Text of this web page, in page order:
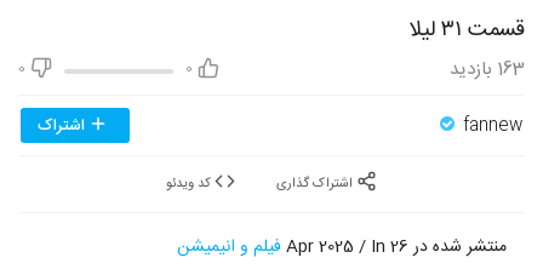
قسمت ۳۱ لیلا
0
0 163 بازدید
fannew اشتراک
منتشر شده در 26 Apr 2025 / In فیلم و انیمیشن